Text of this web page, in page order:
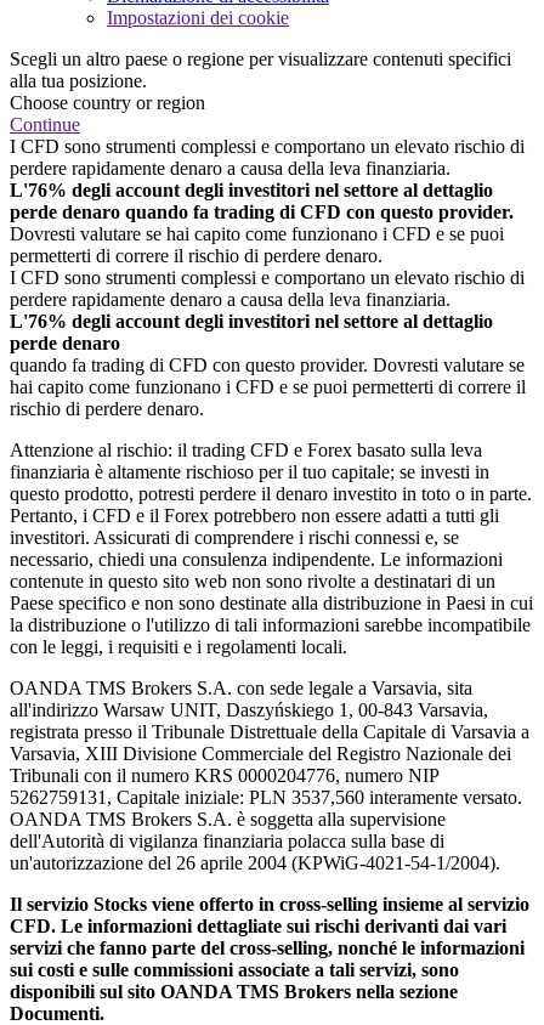
Impostazioni dei cookie
Scegli un altro paese o regione per visualizzare contenuti specifici
alla tua posizione.
Choose country or region
Continue
I CFD sono strumenti complessi e comportano un elevato rischio di
perdere rapidamente denaro a causa della leva finanziaria.
L'76% degli account degli investitori nel settore al dettaglio
perde denaro quando fa trading di CFD con questo provider.
Dovresti valutare se hai capito come funzionano i CFD e se puoi
permetterti di correre il rischio di perdere denaro.
I CFD sono strumenti complessi e comportano un elevato rischio di
perdere rapidamente denaro a causa della leva finanziaria.
L'76% degli account degli investitori nel settore al dettaglio
perde denaro
quando fa trading di CFD con questo provider. Dovresti valutare se
hai capito come funzionano i CFD e se puoi permetterti di correre il
rischio di perdere denaro.
Attenzione al rischio: il trading CFD e Forex basato sulla leva
finanziaria è altamente rischioso per il tuo capitale; se investi in
questo prodotto, potresti perdere il denaro investito in toto o in parte.
Pertanto, i CFD e il Forex potrebbero non essere adatti a tutti gli
investitori. Assicurati di comprendere i rischi connessi e, se
necessario, chiedi una consulenza indipendente. Le informazioni
contenute in questo sito web non sono rivolte a destinatari di un
Paese specifico e non sono destinate alla distribuzione in Paesi in cui
la distribuzione o l'utilizzo di tali informazioni sarebbe incompatibile
con le leggi, i requisiti e i regolamenti locali.
OANDA TMS Brokers S.A. con sede legale a Varsavia, sita
all'indirizzo Warsaw UNIT, Daszyńskiego 1, 00-843 Varsavia,
registrata presso il Tribunale Distrettuale della Capitale di Varsavia a
Varsavia, XIII Divisione Commerciale del Registro Nazionale dei
Tribunali con il numero KRS 0000204776, numero NIP
5262759131, Capitale iniziale: PLN 3537,560 interamente versato.
OANDA TMS Brokers S.A. è soggetta alla supervisione
dell'Autorità di vigilanza finanziaria polacca sulla base di
un'autorizzazione del 26 aprile 2004 (KPWiG-4021-54-1/2004).
Il servizio Stocks viene offerto in cross-selling insieme al servizio
CFD. Le informazioni dettagliate sui rischi derivanti dai vari
servizi che fanno parte del cross-selling, nonché le informazioni
sui costi e sulle commissioni associate a tali servizi, sono
disponibili sul sito OANDA TMS Brokers nella sezione
Documenti.